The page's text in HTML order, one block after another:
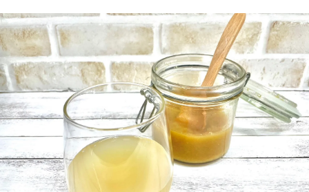
お知らせ
イベント・グッズ
YouTube
会社情報